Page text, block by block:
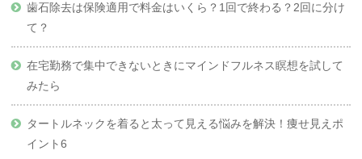
歯石除去は保険適用で料金はいくら？1回で終わる？2回に分け
て？
在宅勤務で集中できないときにマインドフルネス瞑想を試して
みたら
タートルネックを着ると太って見える悩みを解決！痩せ見えポ
イント6